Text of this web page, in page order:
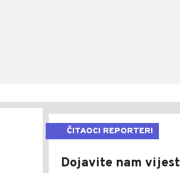
ČITAOCI REPORTERI
Dojavite nam vijest